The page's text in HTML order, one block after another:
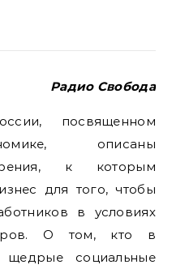
Радио Свобода
посвященном
описаны
к которым
для того, чтобы
в условиях
О том, кто в
щедрые социальные